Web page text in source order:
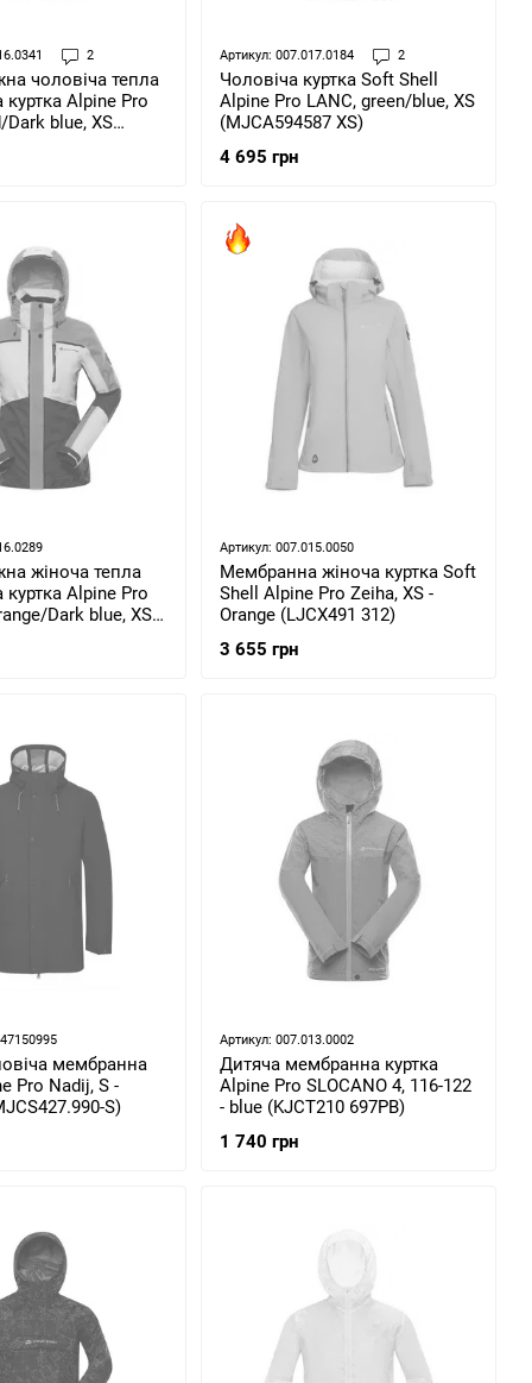
2
чоловіча тепла
Alpine Pro
Dark blue, XS
Артикул: 007.017.0184 2
Чоловіча куртка Soft Shell
Alpine Pro LANC, green/blue, XS
(MJCA594587 XS)
4 695 грн
жіноча тепла
Alpine Pro
Dark blue, XS
Артикул: 007.015.0050
Мембранна жіноча куртка Soft
Shell Alpine Pro Zeiha, XS -
Orange (LJCX491 312)
3 655 грн
мембранна
Pro Nadij, S -
S)
Артикул: 007.013.0002
Дитяча мембранна куртка
Alpine Pro SLOCANO 4, 116-122
- blue (KJCT210 697PB)
1 740 грн